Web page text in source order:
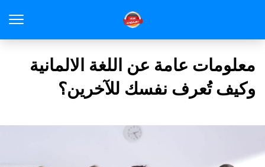
معلومات عامة عن اللغة الالمانية
وكيف تُعرف نفسك للآخرين؟